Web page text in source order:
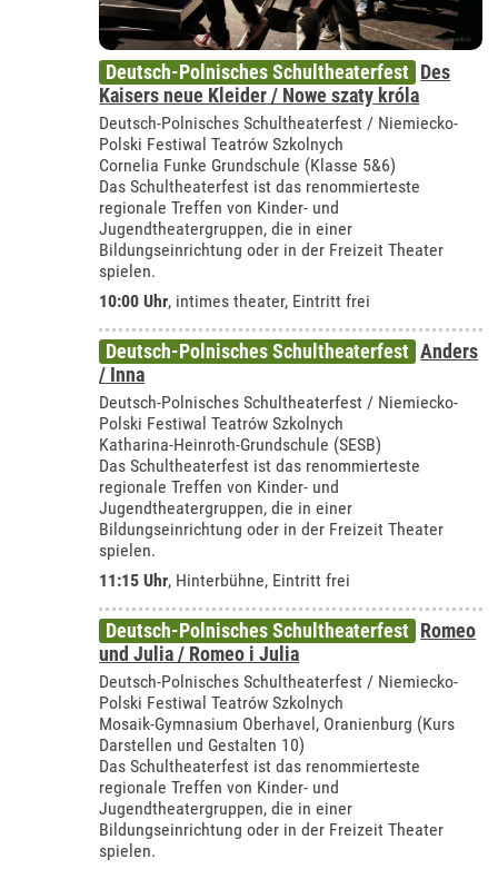
Deutsch-Polnisches Schultheaterfest Des
Kaisers neue Kleider / Nowe szaty króla
Deutsch-Polnisches Schultheaterfest / Niemiecko-
Polski Festiwal Teatrów Szkolnych
Cornelia Funke Grundschule (Klasse 5&6)
Das Schultheaterfest ist das renommierteste
regionale Treffen von Kinder- und
Jugendtheatergruppen, die in einer
Bildungseinrichtung oder in der Freizeit Theater
spielen.
10:00 Uhr, intimes theater, Eintritt frei
Deutsch-Polnisches Schultheaterfest Anders
/ Inna
Deutsch-Polnisches Schultheaterfest / Niemiecko-
Polski Festiwal Teatrów Szkolnych
Katharina-Heinroth-Grundschule (SESB)
Das Schultheaterfest ist das renommierteste
regionale Treffen von Kinder- und
Jugendtheatergruppen, die in einer
Bildungseinrichtung oder in der Freizeit Theater
spielen.
11:15 Uhr, Hinterbühne, Eintritt frei
Deutsch-Polnisches Schultheaterfest Romeo
und Julia / Romeo i Julia
Deutsch-Polnisches Schultheaterfest / Niemiecko-
Polski Festiwal Teatrów Szkolnych
Mosaik-Gymnasium Oberhavel, Oranienburg (Kurs
Darstellen und Gestalten 10)
Das Schultheaterfest ist das renommierteste
regionale Treffen von Kinder- und
Jugendtheatergruppen, die in einer
Bildungseinrichtung oder in der Freizeit Theater
spielen.